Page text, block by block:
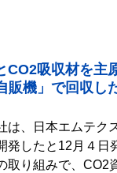
CO2吸収材を主
販機」で回収
は、日本エムテク
発したと12月４
取り組みで、CO2